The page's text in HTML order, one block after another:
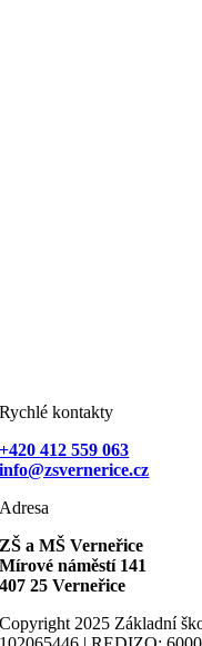
Rychlé kontakty
+420 412 559 063
info@zsvernerice.cz
Adresa
ZŠ a MŠ Verneřice
Mírové náměstí 141
407 25 Verneřice
Copyright 2025 Základní